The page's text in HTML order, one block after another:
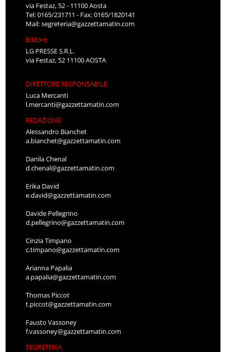
via Festaz, 52 - 11100 Aosta
Tel: 0165/231711 - Fax: 0165/1820141
Mail:segreteria@gazzettamatin.com
Editore
LG PRESSE S.R.L.
via Festaz, 52 11100 AOSTA
DIRETTORE RESPONSABILE
Luca Mercanti
l.mercanti@gazzettamatin.com
REDAZIONE
Alessandro Bianchet
a.bianchet@gazzettamatin.com
Danila Chenal
d.chenal@gazzettamatin.com
Erika David
e.david@gazzettamatin.com
Davide Pellegrino
d.pellegrino@gazzettamatin.com
Cinzia Timpano
c.timpano@gazzettamatin.com
Arianna Papalia
a.papalia@gazzettamatin.com
Thomas Piccot
t.piccot@gazzettamatin.com
Fausto Vassoney
f.vassoney@gazzettamatin.com
SEGRETERIA